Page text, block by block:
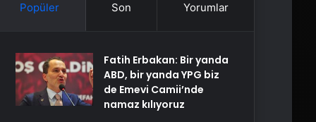
Popüler Son Yorumlar
Fatih Erbakan: Bir yanda
ABD, bir yanda YPG biz
de Emevi Camii’nde
namaz kılıyoruz